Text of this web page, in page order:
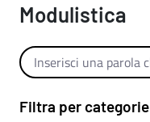
Modulistica
Modulistica
Cerca per testo
Filtra per categorie